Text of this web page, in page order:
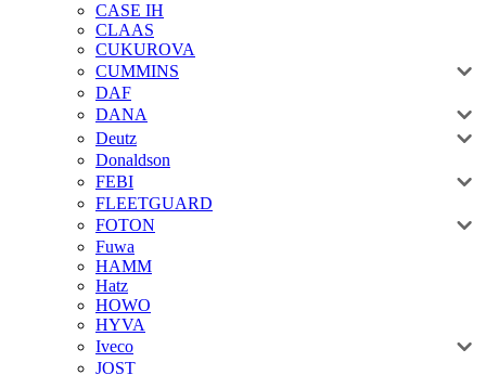
CASE IH
CLAAS
CUKUROVA
CUMMINS
DAF
DANA
Deutz
Donaldson
FEBI
FLEETGUARD
FOTON
Fuwa
HAMM
Hatz
HOWO
HYVA
Iveco
JOST